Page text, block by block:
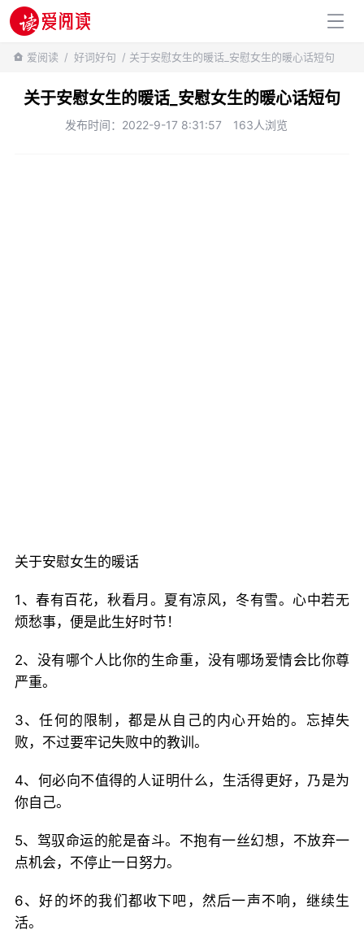
百科知识
爱阅读 / 好词好句 / 关于安慰女生的暖话_安慰女生的暖心话短句
关于安慰女生的暖话_安慰女生的暖心话短句
发布时间：2022-9-17 8:31:57 163人浏览
关于安慰女生的暖话
1、春有百花，秋看月。夏有凉风，冬有雪。心中若无
烦愁事，便是此生好时节！
2、没有哪个人比你的生命重，没有哪场爱情会比你尊
严重。
3、任何的限制，都是从自己的内心开始的。忘掉失
败，不过要牢记失败中的教训。
4、何必向不值得的人证明什么，生活得更好，乃是为
你自己。
5、驾驭命运的舵是奋斗。不抱有一丝幻想，不放弃一
点机会，不停止一日努力。
6、好的坏的我们都收下吧，然后一声不响，继续生
活。